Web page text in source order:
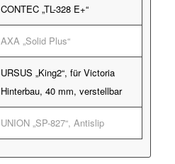
CONTEC „TL-328 E+“
AXA „Solid Plus“
URSUS „King2“, für Victoria
Hinterbau, 40 mm, verstellbar
UNION „SP-827“, Antislip